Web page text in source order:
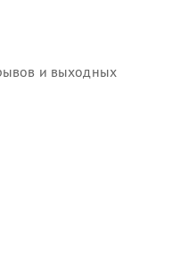
и выходных